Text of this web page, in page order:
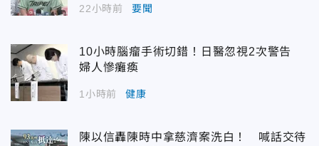
22小時前 要聞
10小時腦瘤手術切錯！日醫忽視2次警告
婦人慘癱瘓
1小時前 健康
陳以信轟陳時中拿慈濟案洗白！ 喊話交待